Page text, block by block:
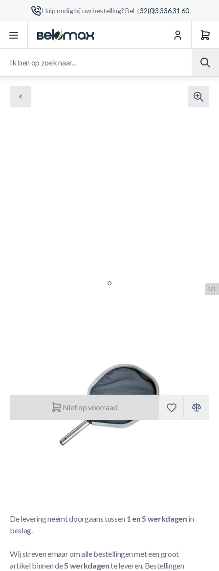
Hulp nodig bij uw bestelling? Bel +32(0)3 336 31 60
Ga naar de inhoud
1/1
Niet op voorraad
De levering neemt doorgaans tussen 1 en 5 werkdagen in
beslag.
Wij streven ernaar om alle bestellingen met een groot
artikel binnen de5 werkdagente leveren. Bestellingen